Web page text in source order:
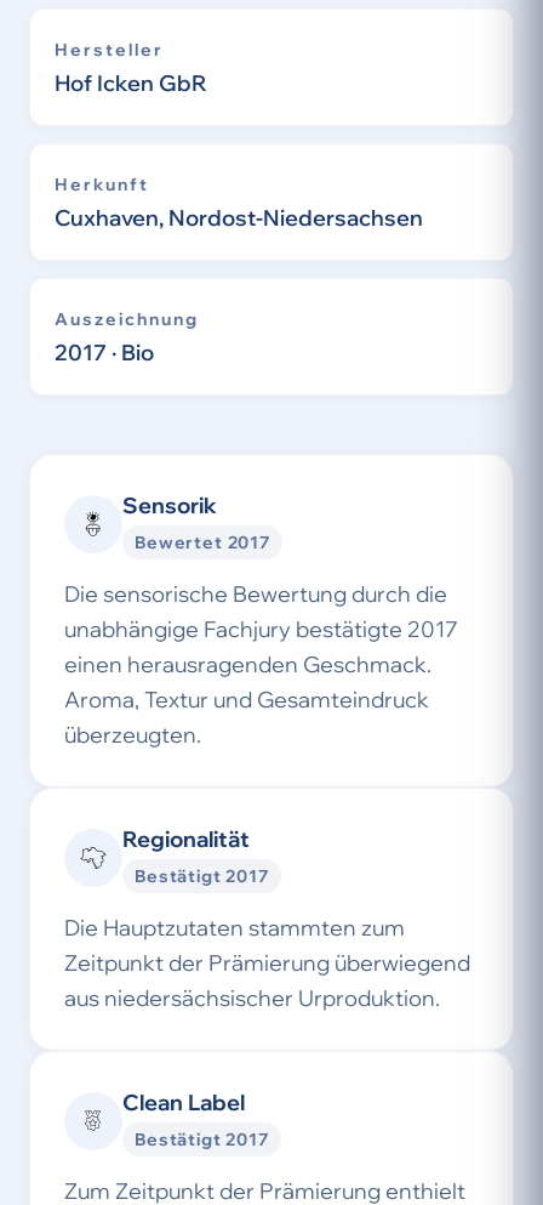
Hersteller
Hof Icken GbR
Herkunft
Cuxhaven, Nordost-Niedersachsen
Auszeichnung
2017 · Bio
Sensorik
Bewertet 2017
Die sensorische Bewertung durch die
unabhängige Fachjury bestätigte 2017
einen herausragenden Geschmack.
Aroma, Textur und Gesamteindruck
überzeugten.
Regionalität
Bestätigt 2017
Die Hauptzutaten stammten zum
Zeitpunkt der Prämierung überwiegend
aus niedersächsischer Urproduktion.
Clean Label
Bestätigt 2017
Zum Zeitpunkt der Prämierung enthielt